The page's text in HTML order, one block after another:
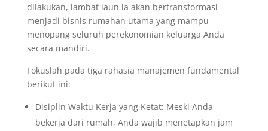
dilakukan, lambat laun ia akan bertransformasi
menjadi bisnis rumahan utama yang mampu
menopang seluruh perekonomian keluarga Anda
secara mandiri.
Fokuslah pada tiga rahasia manajemen fundamental
berikut ini:
Disiplin Waktu Kerja yang Ketat: Meski Anda
bekerja dari rumah, Anda wajib menetapkan jam